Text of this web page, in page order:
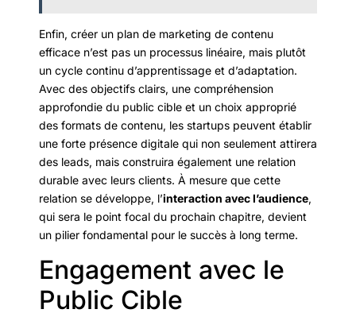
Enfin, créer un plan de marketing de contenu
efficace n’est pas un processus linéaire, mais plutôt
un cycle continu d’apprentissage et d’adaptation.
Avec des objectifs clairs, une compréhension
approfondie du public cible et un choix approprié
des formats de contenu, les startups peuvent établir
une forte présence digitale qui non seulement attirera
des leads, mais construira également une relation
durable avec leurs clients. À mesure que cette
relation se développe, l’interaction avec l’audience,
qui sera le point focal du prochain chapitre, devient
un pilier fondamental pour le succès à long terme.
Engagement avec le
Public Cible